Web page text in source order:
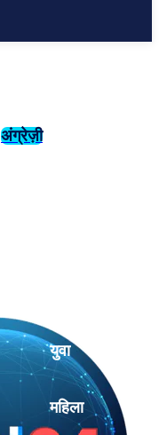
अंग्रेज़ी
युवा
महिला